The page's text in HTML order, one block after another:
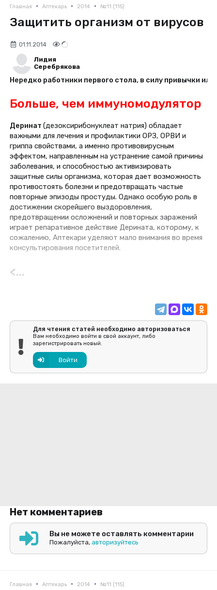
Главная • Аптекарь • 2014 • №11 (115)
Защитить организм от вирусов
01.11.2014
Лидия
Серебрякова
Нередко работники первого стола, в силу привычки
Больше, чем иммуномодулятор
Деринат (дезоксирибонуклеат натрия) обладает
важными для лечения и профилактики ОРЗ, ОРВИ и
гриппа свойствами, а именно противовирусным
эффектом, направленным на устранение самой причины
заболевания, и способностью активизировать
защитные силы организма, которая дает возможность
противостоять болезни и предотвращать частые
повторные эпизоды простуды. Однако особую роль в
достижении скорейшего выздоровления,
предотвращении осложнений и повторных заражений
играет репаративное действие Дерината, которому, к
сожалению, Аптекари уделяют мало внимания во время
консультирования посетителей.
<...
Для чтения статей необходимо авторизоваться
Вам необходимо войти в свой аккаунт, либо
зарегистрировать новый.
Войти
Нет комментариев
Вы не можете оставлять комментарии
Пожалуйста, авторизуйтесь
Главная • Аптекарь • 2014 • №11 (115)